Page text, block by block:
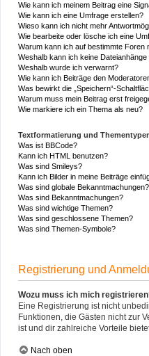
Wie kann ich meinem Beitrag eine
Wie kann ich eine Umfrage erstellen?
Wieso kann ich nicht mehr
Wie bearbeite oder lösche ich eine
Warum kann ich auf bestimmte Foren
Weshalb kann ich keine Dateianhänge
Weshalb wurde ich verwarnt?
Wie kann ich Beiträge den
Was bewirkt die „Speichern“-
Warum muss mein Beitrag erst
Wie markiere ich ein Thema als neu?
Textformatierung und
Was ist BBCode?
Kann ich HTML benutzen?
Was sind Smileys?
Kann ich Bilder in meine Beiträge
Was sind globale Bekanntmachungen?
Was sind Bekanntmachungen?
Was sind wichtige Themen?
Was sind geschlossene Themen?
Was sind Themen-Symbole?
Registrierung und
Wozu muss ich mich
Eine Registrierung ist nicht
Funktionen, die Gästen nicht zur
ist und dir zahlreiche Vorteile
Nach oben